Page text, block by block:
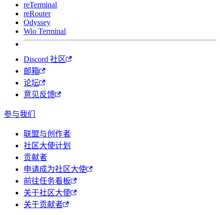
reTerminal
reRouter
Odyssey
Wio Terminal
Discord 社区
邮箱
论坛
意见反馈
参与我们
联盟与创作者
社区大使计划
贡献者
申请成为社区大使
前往任务看板
关于社区大使
关于贡献者